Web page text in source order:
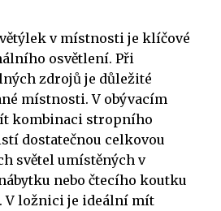
v místnosti je klíčové
osvětlení. Při
zdrojů je důležité
místnosti. V obývacím
kombinaci stropního
dostatečnou celkovou
světel umístěných v
nebo čtecího koutku
V ložnici je ideální mít